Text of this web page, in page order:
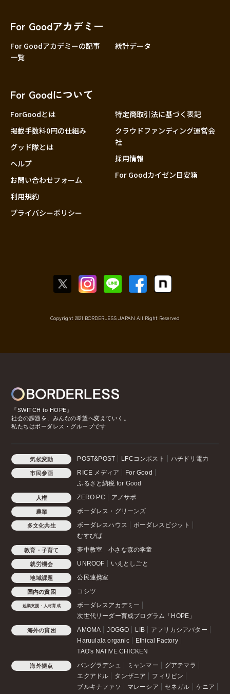
大分
For Goodアカデミー
For Goodアカデミーの記事
一覧
統計データ
For Goodについて
ForGoodとは
掲載手数料0円の仕組み
グッド隊とは
ヘルプ
お問い合わせフォーム
利用規約
プライバシーポリシー
特定商取引法に基づく表記
クラウドファンディング運営会
社
採用情報
For Goodカイゼン目安箱
Copyright 2021 BORDERLESS JAPAN All Right Reserved
『SWITCH to HOPE』
社会の課題を、みんなの希望へ変えていく。
私たちはボーダレス・グループです
気候変動 POST&POST LFCコンポスト ハチドリ電力
市民参画 RICE メディア
For Good
ふるさと納税 for Good
人権 ZERO PC アノサポ
農業 ボーダレス・グリーンズ
多文化共生 ボーダレスハウス
ボーダレスビジット
むすびば
教育・子育て 夢中教室 小さな森の学童
就労機会 UNROOF いえとしごと
地域課題 公民連携室
国内の貧困 コシツ
起業支援・人材育成
ボーダレスアカデミー
次世代リーダー育成プログラム「HOPE」
海外の貧困 AMOMA JOGGO LIB
アフリカシアバター
Haruulala organic
Ethical Factory
TAO's NATIVE CHICKEN
海外拠点 バングラデシュ ミャンマー
グアテマラ
エクアドル
タンザニア
フィリピン
ブルキナファソ
マレーシア セネガル ケニア